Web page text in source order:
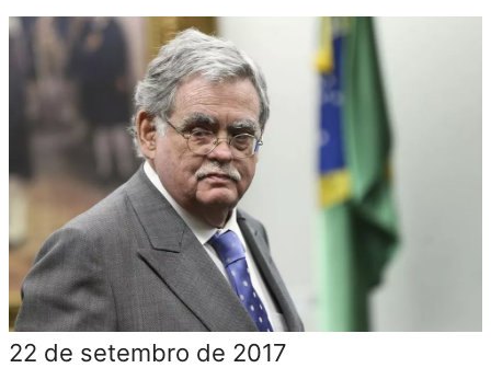
22 de setembro de 2017